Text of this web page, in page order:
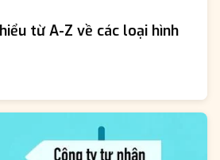
từ A-Z về các loại hình